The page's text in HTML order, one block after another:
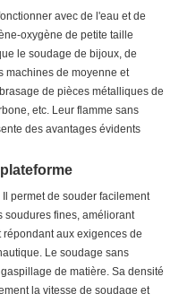
avec de l'eau et de
oxygène de petite taille
le soudage de bijoux, de
machines de moyenne et
de pièces métalliques de
etc. Leur flamme sans
des avantages évidents
Il permet de souder facilement
soudures fines, améliorant
aux exigences de
Le soudage sans
de matière. Sa densité
la vitesse de soudage et